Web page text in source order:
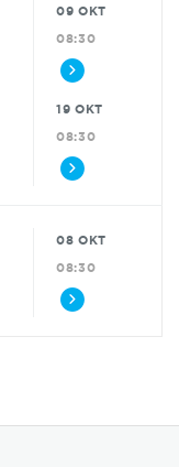
09 OKT
08:30
19 OKT
08:30
08 OKT
08:30